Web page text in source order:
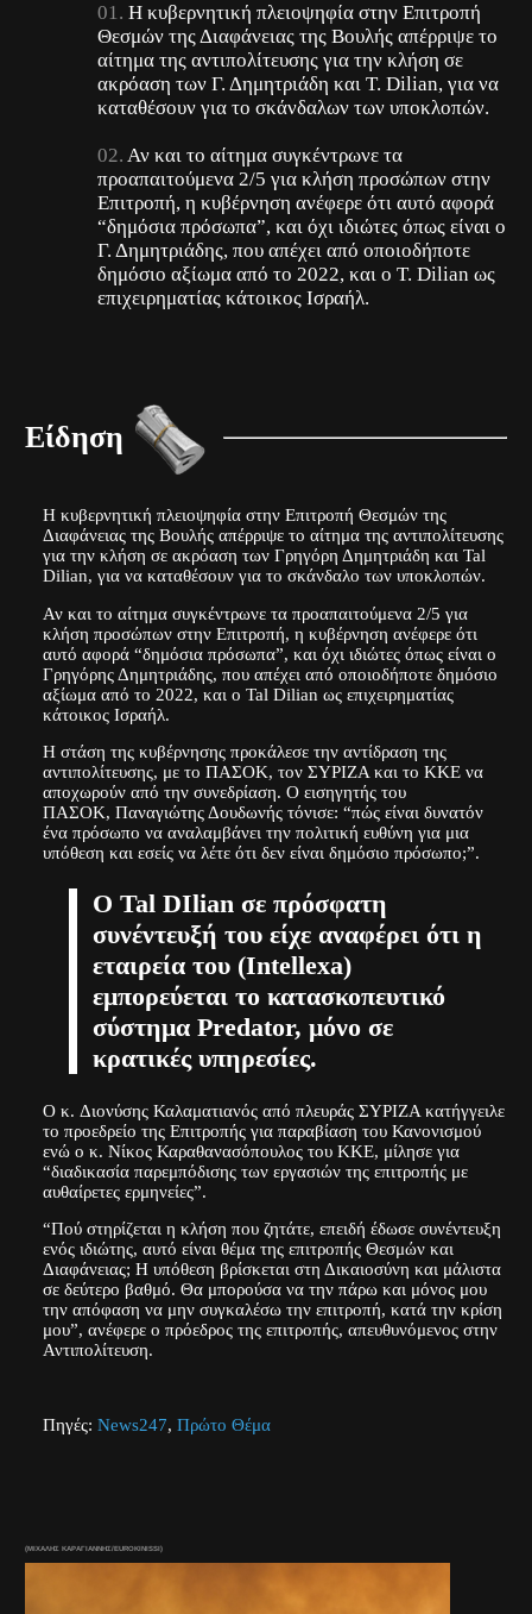
Η κυβερνητική πλειοψηφία στην Επιτροπή
Θεσμών της Διαφάνειας της Βουλής απέρριψε το
αίτημα της αντιπολίτευσης για την κλήση σε
ακρόαση των Γ. Δημητριάδη και T. Dilian, για να
καταθέσουν για το σκάνδαλων των υποκλοπών.
Αν και το αίτημα συγκέντρωνε τα
προαπαιτούμενα 2/5 για κλήση προσώπων στην
Επιτροπή, η κυβέρνηση ανέφερε ότι αυτό αφορά
“δημόσια πρόσωπα”, και όχι ιδιώτες όπως είναι ο
Γ. Δημητριάδης, που απέχει από οποιοδήποτε
δημόσιο αξίωμα από το 2022, και ο T. Dilian ως
επιχειρηματίας κάτοικος Ισραήλ.
Είδηση
Η κυβερνητική πλειοψηφία στην Επιτροπή Θεσμών της
Διαφάνειας της Βουλής απέρριψε το αίτημα της αντιπολίτευσης
για την κλήση σε ακρόαση των Γρηγόρη Δημητριάδη και Tal
Dilian, για να καταθέσουν για το σκάνδαλο των υποκλοπών.
Αν και το αίτημα συγκέντρωνε τα προαπαιτούμενα 2/5 για
κλήση προσώπων στην Επιτροπή, η κυβέρνηση ανέφερε ότι
αυτό αφορά “δημόσια πρόσωπα”, και όχι ιδιώτες όπως είναι ο
Γρηγόρης Δημητριάδης, που απέχει από οποιοδήποτε δημόσιο
αξίωμα από το 2022, και ο Tal Dilian ως επιχειρηματίας
κάτοικος Ισραήλ.
Η στάση της κυβέρνησης προκάλεσε την αντίδραση της
αντιπολίτευσης, με το ΠΑΣΟΚ, τον ΣΥΡΙΖΑ και το ΚΚΕ να
αποχωρούν από την συνεδρίαση. Ο εισηγητής του
ΠΑΣΟΚ, Παναγιώτης Δουδωνής τόνισε: “πώς είναι δυνατόν
ένα πρόσωπο να αναλαμβάνει την πολιτική ευθύνη για μια
υπόθεση και εσείς να λέτε ότι δεν είναι δημόσιο πρόσωπο;”.
Ο Tal DIlian σε πρόσφατη
συνέντευξή του είχε αναφέρει ότι η
εταιρεία του (Intellexa)
εμπορεύεται το κατασκοπευτικό
σύστημα Predator, μόνο σε
κρατικές υπηρεσίες.
Ο κ. Διονύσης Καλαματιανός από πλευράς ΣΥΡΙΖΑ κατήγγειλε
το προεδρείο της Επιτροπής για παραβίαση του Κανονισμού
ενώ ο κ. Νίκος Καραθανασόπουλος του ΚΚΕ, μίλησε για
“διαδικασία παρεμπόδισης των εργασιών της επιτροπής με
αυθαίρετες ερμηνείες”.
“Πού στηρίζεται η κλήση που ζητάτε, επειδή έδωσε συνέντευξη
ενός ιδιώτης, αυτό είναι θέμα της επιτροπής Θεσμών και
Διαφάνειας; Η υπόθεση βρίσκεται στη Δικαιοσύνη και μάλιστα
σε δεύτερο βαθμό. Θα μπορούσα να την πάρω και μόνος μου
την απόφαση να μην συγκαλέσω την επιτροπή, κατά την κρίση
μου”, ανέφερε ο πρόεδρος της επιτροπής, απευθυνόμενος στην
Αντιπολίτευση.
Πηγές: News247, Πρώτο Θέμα
(ΜΙΧΑΛΗΣ ΚΑΡΑΓΙΑΝΝΗΣ/EUROKINISSI)